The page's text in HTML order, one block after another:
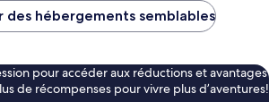
des hébergements semblables
pour accéder aux réductions et avantages
de récompenses pour vivre plus d’aventures!